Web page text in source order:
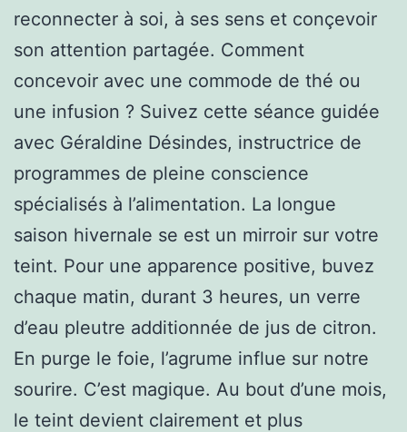
reconnecter à soi, à ses sens et conçevoir
son attention partagée. Comment
concevoir avec une commode de thé ou
une infusion ? Suivez cette séance guidée
avec Géraldine Désindes, instructrice de
programmes de pleine conscience
spécialisés à l’alimentation. La longue
saison hivernale se est un mirroir sur votre
teint. Pour une apparence positive, buvez
chaque matin, durant 3 heures, un verre
d’eau pleutre additionnée de jus de citron.
En purge le foie, l’agrume influe sur notre
sourire. C’est magique. Au bout d’une mois,
le teint devient clairement et plus